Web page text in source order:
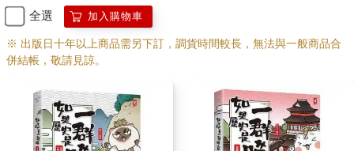
全選 加入購物車
※ 出版日十年以上商品需另下訂，調貨時間較長，無法與一般商品合
併結帳，敬請見諒。